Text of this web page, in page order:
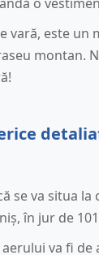
vară, este un
montan.
se va situa la
în jur de
va fi de